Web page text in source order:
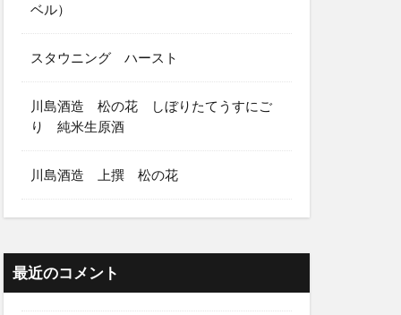
ベル）
スタウニング ハースト
川島酒造 松の花 しぼりたてうすにご
り 純米生原酒
川島酒造 上撰 松の花
最近のコメント